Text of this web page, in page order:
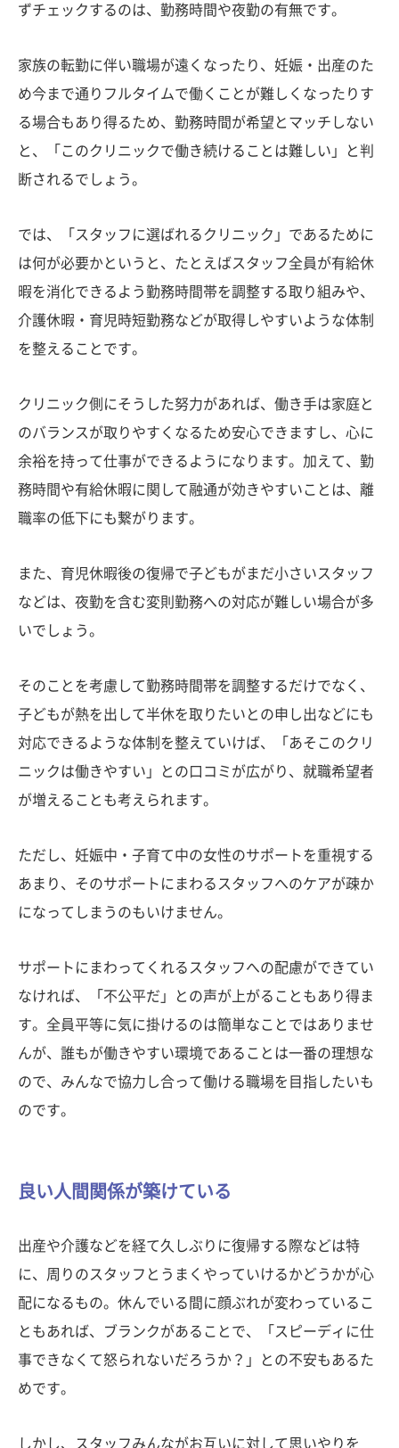
ずチェックするのは、勤務時間や夜勤の有無です。
家族の転勤に伴い職場が遠くなったり、妊娠・出産のた
め今まで通りフルタイムで働くことが難しくなったりす
る場合もあり得るため、勤務時間が希望とマッチしない
と、「このクリニックで働き続けることは難しい」と判
断されるでしょう。
では、「スタッフに選ばれるクリニック」であるために
は何が必要かというと、たとえばスタッフ全員が有給休
暇を消化できるよう勤務時間帯を調整する取り組みや、
介護休暇・育児時短勤務などが取得しやすいような体制
を整えることです。
クリニック側にそうした努力があれば、働き手は家庭と
のバランスが取りやすくなるため安心できますし、心に
余裕を持って仕事ができるようになります。加えて、勤
務時間や有給休暇に関して融通が効きやすいことは、離
職率の低下にも繋がります。
また、育児休暇後の復帰で子どもがまだ小さいスタッフ
などは、夜勤を含む変則勤務への対応が難しい場合が多
いでしょう。
そのことを考慮して勤務時間帯を調整するだけでなく、
子どもが熱を出して半休を取りたいとの申し出などにも
対応できるような体制を整えていけば、「あそこのクリ
ニックは働きやすい」との口コミが広がり、就職希望者
が増えることも考えられます。
ただし、妊娠中・子育て中の女性のサポートを重視する
あまり、そのサポートにまわるスタッフへのケアが疎か
になってしまうのもいけません。
サポートにまわってくれるスタッフへの配慮ができてい
なければ、「不公平だ」との声が上がることもあり得ま
す。全員平等に気に掛けるのは簡単なことではありませ
んが、誰もが働きやすい環境であることは一番の理想な
ので、みんなで協力し合って働ける職場を目指したいも
のです。
良い人間関係が築けている
出産や介護などを経て久しぶりに復帰する際などは特
に、周りのスタッフとうまくやっていけるかどうかが心
配になるもの。休んでいる間に顔ぶれが変わっているこ
ともあれば、ブランクがあることで、「スピーディに仕
事できなくて怒られないだろうか？」との不安もあるた
めです。
しかし、スタッフみんながお互いに対して思いやりを